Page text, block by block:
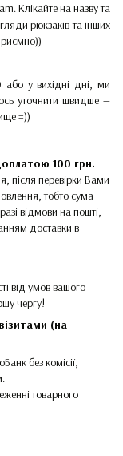
Клікайте на назву та
рюкзаків та інших
у вихідні дні, ми
уточнити швидше —
=))
100 грн.
після перевірки Вами
тобто сума
відмови на пошті,
доставки в
від умов вашого
чергу!
(на
без комісії,
товарного